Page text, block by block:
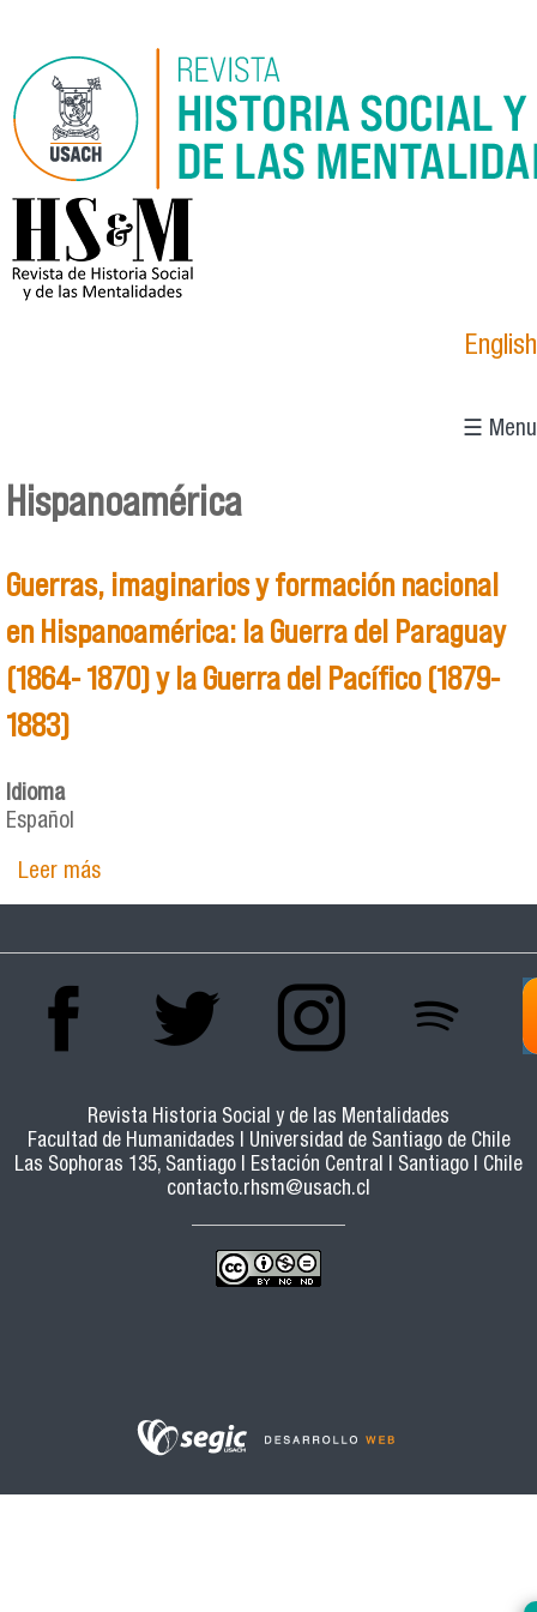
logo_hsm_2021.png
English
☰ Menu
Se encuentra usted aquí
Hispanoamérica
Guerras, imaginarios y formación nacional
en Hispanoamérica: la Guerra del Paraguay
(1864- 1870) y la Guerra del Pacífico (1879-
1883)
Idioma
Español
Leer mássobre Guerras, imaginarios y formación nacional
en Hispanoamérica: la Guerra del Paraguay
1883)
Revista Historia Social y de las Mentalidades
Facultad de Humanidades | Universidad de Santiago de Chile
Las Sophoras 135, Santiago | Estación Central | Santiago | Chile
contacto.rhsm@usach.cl